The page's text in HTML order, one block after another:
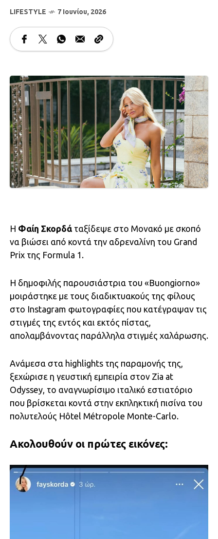
LIFESTYLE 7 Ιουνίου, 2026
Η Φαίη Σκορδά ταξίδεψε στο Μονακό με σκοπό
να βιώσει από κοντά την αδρεναλίνη του Grand
Prix της Formula 1.
Η δημοφιλής παρουσιάστρια του «Buongiorno»
μοιράστηκε με τους διαδικτυακούς της φίλους
στο Instagram φωτογραφίες που κατέγραψαν τις
στιγμές της εντός και εκτός πίστας,
απολαμβάνοντας παράλληλα στιγμές χαλάρωσης.
Ανάμεσα στα highlights της παραμονής της,
ξεχώρισε η γευστική εμπειρία στον Zia at
Odyssey, το αναγνωρίσιμο ιταλικό εστιατόριο
που βρίσκεται κοντά στην εκπληκτική πισίνα του
πολυτελούς Hôtel Métropole Monte-Carlo.
Ακολουθούν οι πρώτες εικόνες: